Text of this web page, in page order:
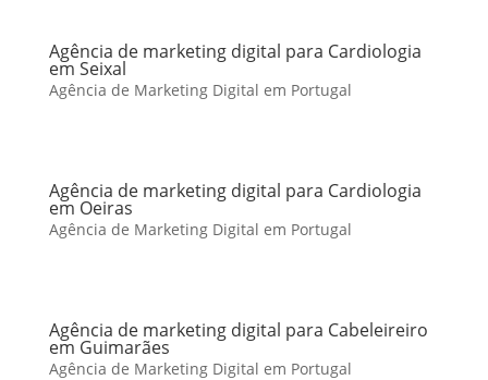
Agência de marketing digital para Cardiologia
em Seixal
Agência de Marketing Digital em Portugal
Agência de marketing digital para Cardiologia
em Oeiras
Agência de Marketing Digital em Portugal
Agência de marketing digital para Cabeleireiro
em Guimarães
Agência de Marketing Digital em Portugal